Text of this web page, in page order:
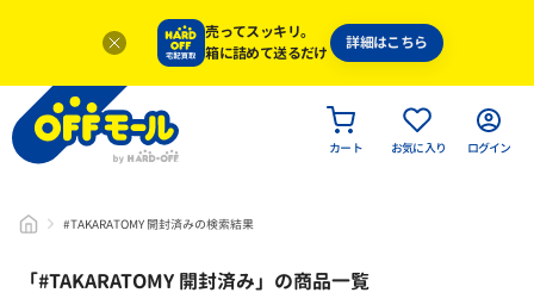
売ってスッキリ。
箱に詰めて送るだけ
詳細はこちら
カート お気に入り ログイン
#TAKARATOMY 開封済みの検索結果
「#TAKARATOMY 開封済み」 の商品一覧